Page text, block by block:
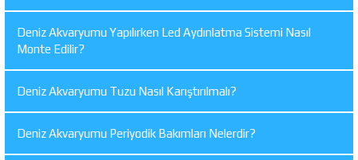
Deniz Akvaryumu Yapılırken Led Aydınlatma Sistemi Nasıl
Monte Edilir?
Deniz Akvaryumu Tuzu Nasıl Karıştırılmalı?
Deniz Akvaryumu Periyodik Bakımları Nelerdir?